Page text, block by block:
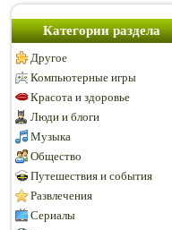
Категории раздела
Другое
Компьютерные игры
Красота и здоровье
Люди и блоги
Музыка
Общество
Путешествия и события
Развлечения
Сериалы